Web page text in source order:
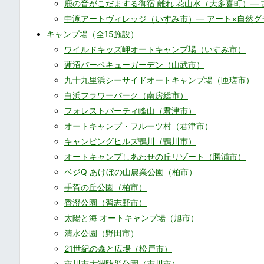
鹿の音がこだまする御宿 離れ 花山水（大多喜町）―
中滝アートヴィレッジ（いすみ市）― アート×自然グ
キャンプ場（全15施設）
ワイルドキッズ岬オートキャンプ場（いすみ市）
蓮沼バーベキューガーデン（山武市）
九十九里浜シーサイドオートキャンプ場（匝瑳市）
白浜フラワーパーク（南房総市）
フォレストパーティ峰山（君津市）
オートキャンプ・フルーツ村（君津市）
キャンピングヒルズ鴨川（鴨川市）
オートキャンプしあわせの丘リゾート（勝浦市）
ベジQ あけぼの山農業公園（柏市）
手賀の丘公園（柏市）
香澄公園（習志野市）
太陽と海 オートキャンプ場（旭市）
清水公園（野田市）
21世紀の森と広場（松戸市）